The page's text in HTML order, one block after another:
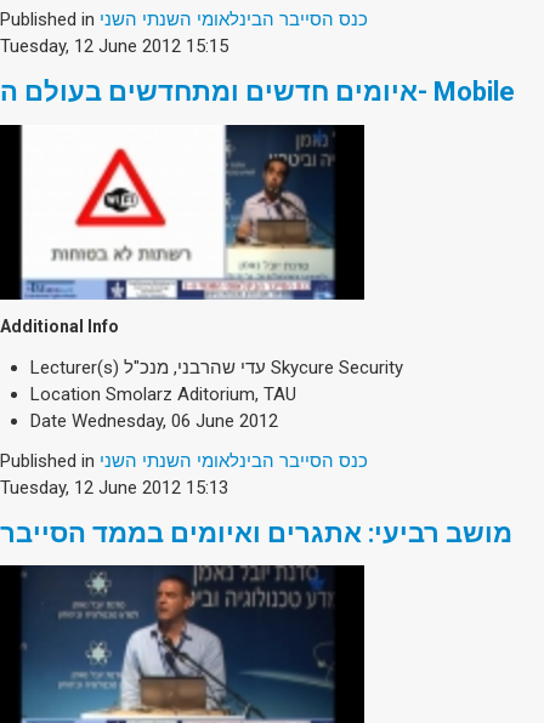
Published in כנס הסייבר הבינלאומי השנתי השני
Tuesday, 12 June 2012 15:15
איומים חדשים ומתחדשים בעולם ה- Mobile
Additional Info
Lecturer(s)
עדי שהרבני, מנכ"ל Skycure Security
Location Smolarz Aditorium, TAU
Date Wednesday, 06 June 2012
Published in כנס הסייבר הבינלאומי השנתי השני
Tuesday, 12 June 2012 15:13
מושב רביעי: אתגרים ואיומים בממד הסייבר